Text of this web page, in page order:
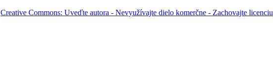
Creative Commons: Uveďte autora - Nevyužívajte dielo komerčne - Zachovajte licenciu